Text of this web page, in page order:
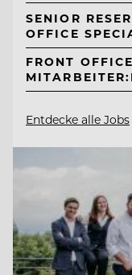
SENIOR
OFFICE
FRONT
Entdecke alle Jobs